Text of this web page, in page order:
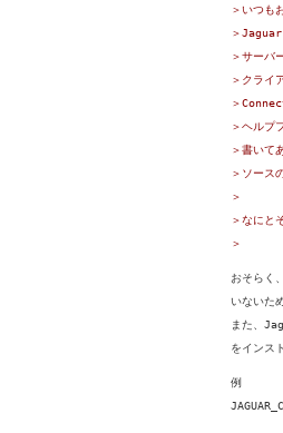
＞いつも
＞Jaguar
＞サーバ
＞クライ
＞
＞ヘルプ
＞書いて
＞ソース
＞
＞なにと
＞
おそらく
いないた
また、
をインス
例